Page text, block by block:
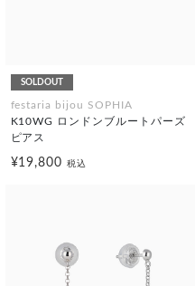
SOLDOUT
festaria bijou SOPHIA
K10WG ロンドンブルートパーズ
ピアス
¥19,800税込